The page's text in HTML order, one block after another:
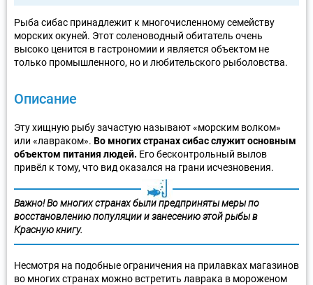
Рыба сибас принадлежит к многочисленному семейству
морских окуней. Этот соленоводный обитатель очень
высоко ценится в гастрономии и является объектом не
только промышленного, но и любительского рыболовства.
Описание
Эту хищную рыбу зачастую называют «морским волком»
или «лавраком». Во многих странах сибас служит основным
объектом питания людей. Его бесконтрольный вылов
привёл к тому, что вид оказался на грани исчезновения.
Важно! Во многих странах были предприняты меры по
восстановлению популяции и занесению этой рыбы в
Красную книгу.
Несмотря на подобные ограничения на прилавках магазинов
во многих странах можно встретить лаврака в мороженом